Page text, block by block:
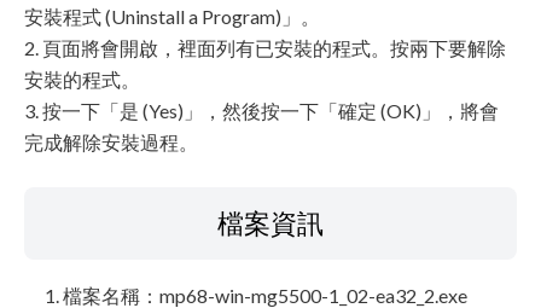
安裝程式 (Uninstall a Program)」。
2. 頁面將會開啟，裡面列有已安裝的程式。按兩下要解除
安裝的程式。
3. 按一下「是 (Yes)」，然後按一下「確定 (OK)」，將會
完成解除安裝過程。
檔案資訊
檔案名稱：mp68-win-mg5500-1_02-ea32_2.exe